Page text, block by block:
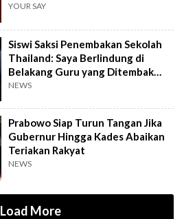
YOUR SAY
Siswi Saksi Penembakan Sekolah
Thailand: Saya Berlindung di
Belakang Guru yang Ditembak
Mati
NEWS
Prabowo Siap Turun Tangan Jika
Gubernur Hingga Kades Abaikan
Teriakan Rakyat
NEWS
Load More